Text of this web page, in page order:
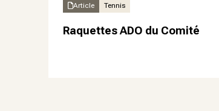
Article Tennis
Raquettes ADO du Comité